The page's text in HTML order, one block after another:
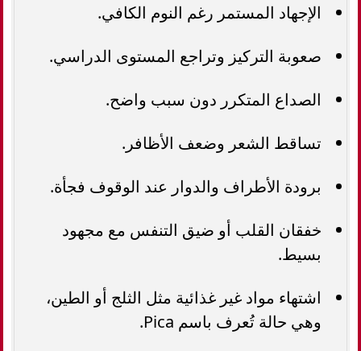
الإجهاد المستمر رغم النوم الكافي.
صعوبة التركيز وتراجع المستوى الدراسي.
الصداع المتكرر دون سبب واضح.
تساقط الشعر وضعف الأظافر.
برودة الأطراف والدوار عند الوقوف فجأة.
خفقان القلب أو ضيق التنفس مع مجهود
بسيط.
اشتهاء مواد غير غذائية مثل الثلج أو الطين،
وهي حالة تُعرف باسم Pica.